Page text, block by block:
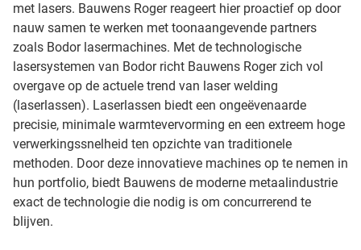
met lasers. Bauwens Roger reageert hier proactief op door
nauw samen te werken met toonaangevende partners
zoals Bodor lasermachines. Met de technologische
lasersystemen van Bodor richt Bauwens Roger zich vol
overgave op de actuele trend van laser welding
(laserlassen). Laserlassen biedt een ongeëvenaarde
precisie, minimale warmtevervorming en een extreem hoge
verwerkingssnelheid ten opzichte van traditionele
methoden. Door deze innovatieve machines op te nemen in
hun portfolio, biedt Bauwens de moderne metaalindustrie
exact de technologie die nodig is om concurrerend te
blijven.